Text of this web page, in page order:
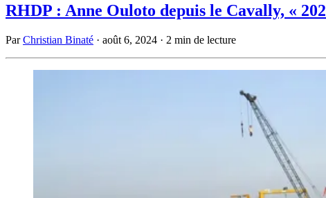
RHDP : Anne Ouloto depuis le Cavally, «
ParChristian Binaté · août 6, 2024 · 2 min de lecture